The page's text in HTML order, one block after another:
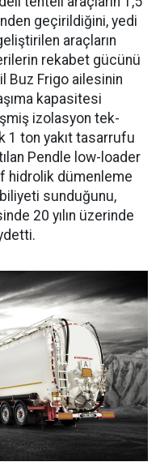
geçirildiğini, yedi
araçların
reka­bet gücünü
Buz Frigo ailesinin
kapasitesi
izolasyon tek­
1 ton yakıt tasarrufu
Pendle low-loader
hidrolik dümenleme
sunduğunu,
20 yılın üze­rinde